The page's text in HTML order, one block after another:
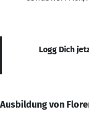
Logg Dich
Ausbildung von